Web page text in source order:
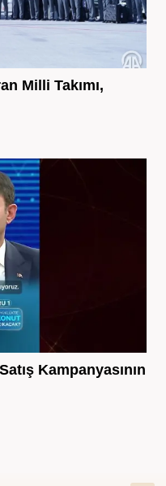
Milli Takımı,
Kampanyasının